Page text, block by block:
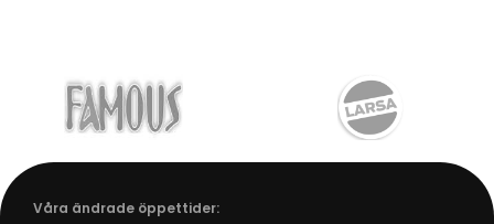
Våra ändrade öppettider: